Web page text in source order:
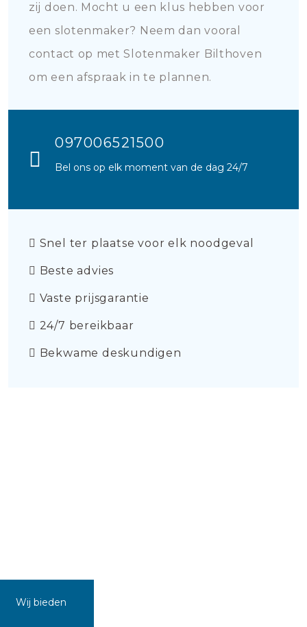
zij doen. Mocht u een klus hebben voor
een slotenmaker? Neem dan vooral
contact op met Slotenmaker Bilthoven
om een afspraak in te plannen.
097006521500
Bel ons op elk moment van de dag 24/7
Snel ter plaatse voor elk noodgeval
Beste advies
Vaste prijsgarantie
24/7 bereikbaar
Bekwame deskundigen
Wij bieden